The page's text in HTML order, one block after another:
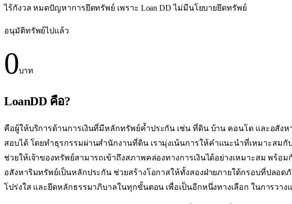
ไร้กังวล หมดปัญหาการยึดทรัพย์ เพราะ Loan DD ไม่มีนโยบายยึดทรัพย์
อนุมัติทรัพย์ไปแล้ว
0บาท
LoanDD คือ?
คือผู้ให้บริการด้านการเงินที่มีหลักทรัพย์ค้ำประกัน เช่น ที่ดิน บ้าน คอนโด และอสัง
สอบได้ โดยทำธุรกรรมผ่านสำนักงานที่ดิน เรามุ่งเน้นการให้คำแนะนำที่เหมาะสม
ช่วยให้เจ้าของทรัพย์สามารถเข้าถึงสภาพคล่องทางการเงินได้อย่างเหมาะสม พร้อ
อสังหาริมทรัพย์เป็นหลักประกัน ช่วยสร้างโอกาสให้ทั้งสองฝ่ายภายใต้กรอบที่ปลอ
โปร่งใส และยึดหลักธรรมาภิบาลในทุกขั้นตอน เพื่อเป็นอีกหนึ่งทางเลือก ในการวา